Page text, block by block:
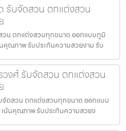
รับจัดสวน ตกแต่งสวน
วน ตกแต่งสวนทุกขนาด ออกแบบภูมิ
คุณภาพ รับประกันความสวยงาม รับ
งศ์ รับจัดสวน ตกแต่งสวน
ดสวน ตกแต่งสวนทุกขนาด ออกแบบ
น้นคุณภาพ รับประกันความสวยง